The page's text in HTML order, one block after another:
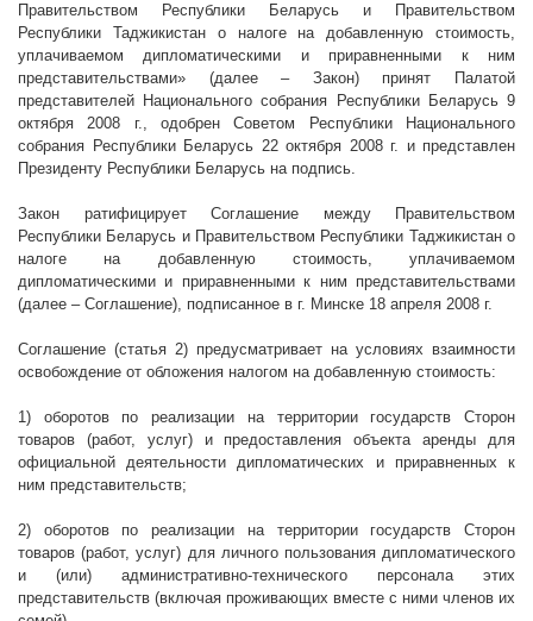
Правительством Республики Беларусь и Правительством
Республики Таджикистан о налоге на добавленную стоимость,
уплачиваемом дипломатическими и приравненными к ним
представительствами» (далее – Закон) принят Палатой
представителей Национального собрания Республики Беларусь 9
октября2008 г., одобрен Советом Республики Национального
собрания Республики Беларусь 22 октября 2008 г. и представлен
Президенту Республики Беларусь на подпись.
Закон ратифицирует Соглашение между Правительством
Республики Беларусь и Правительством Республики Таджикистан о
налоге на добавленную стоимость, уплачиваемом
дипломатическими и приравненными к ним представительствами
(далее – Соглашение), подписанное в г. Минске 18 апреля 2008 г.
Соглашение (статья 2) предусматривает на условиях взаимности
освобождение от обложения налогом на добавленную стоимость:
1) оборотов по реализации на территории государств Сторон
товаров (работ, услуг) и предоставления объекта аренды для
официальной деятельности дипломатических и приравненных к
ним представительств;
2) оборотов по реализации на территории государств Сторон
товаров (работ, услуг) для личного пользования дипломатического
и (или) административно-технического персонала этих
представительств (включая проживающих вместе с ними членов их